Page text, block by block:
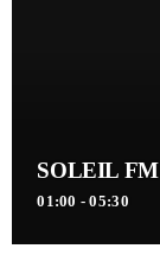
SOLEIL FM
01:00 - 05:30